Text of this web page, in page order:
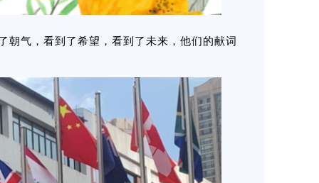
朝气，看到了希望，看到了未来，他们的献词